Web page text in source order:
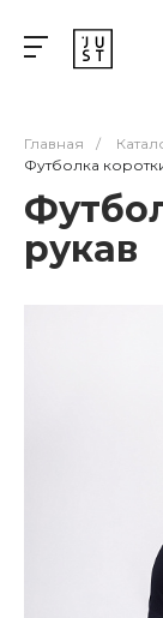
Главная /
Футболка
рукав